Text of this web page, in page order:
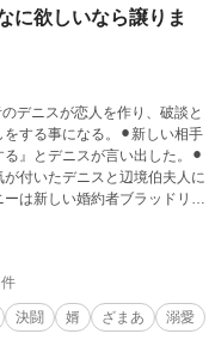
に欲しいなら譲りま
デニスが恋人を作り、破談と
する事になる。⚫︎新しい相手
』とデニスが言い出した。⚫︎
付いたデニスと辺境伯夫人に
は新しい婚約者ブラッドリー
平だと言い、デニスにもチャ
が言い合いになり、決闘する
決闘 婿 ざまあ
溺愛